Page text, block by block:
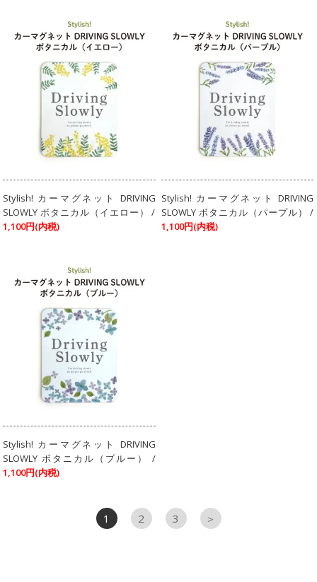
Stylish! カーマグネット DRIVING
SLOWLY ボタニカル（イエロー） /
1,100円(内税)
Stylish! カーマグネット DRIVING
SLOWLY ボタニカル（パープル） /
1,100円(内税)
Stylish! カーマグネット DRIVING
SLOWLY ボタニカル（ブルー） /
1,100円(内税)
1 2 3 ＞